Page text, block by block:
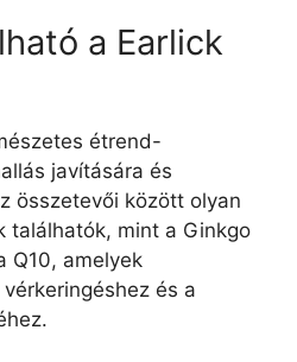
a Earlick
étrend-
javítására és
összetevői között olyan
találhatók, mint a Ginkgo
Q10, amelyek
és a